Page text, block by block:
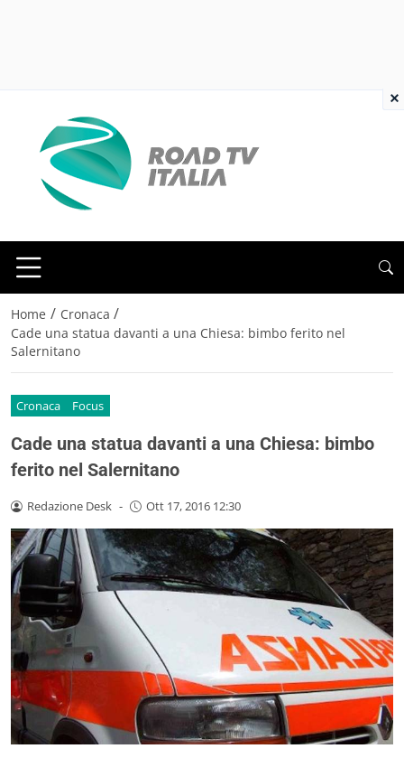
Home / Cronaca /
Cade una statua davanti a una Chiesa: bimbo ferito nel
Salernitano
Cronaca Focus
Cade una statua davanti a una Chiesa: bimbo
ferito nel Salernitano
Redazione Desk - Ott 17, 2016 12:30
×